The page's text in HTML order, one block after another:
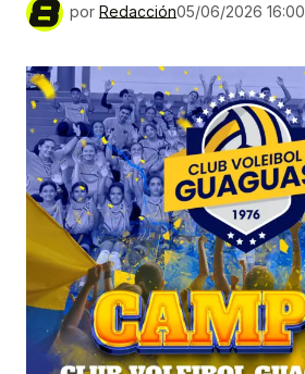
por Redacción05/06/2026 16:00